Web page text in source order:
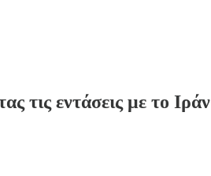
τις εντάσεις με το Ιράν